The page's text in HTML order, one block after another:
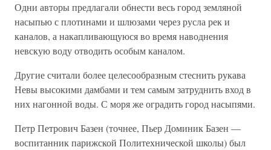
Одни авторы предлагали обнести весь город земляной
насыпью с плотинами и шлюзами через русла рек и
каналов, а накапливающуюся во время наводнения
невскую воду отводить особым каналом.
Другие считали более целесообразным стеснить рукава
Невы высокими дамбами и тем самым затруднить вход в
них нагонной воды. С моря же оградить город насыпями.
Петр Петрович Базен (точнее, Пьер Доминик Базен —
воспитанник парижской Политехнической школы) был